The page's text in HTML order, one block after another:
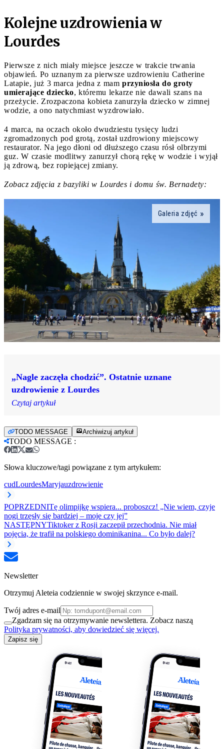
Kolejne uzdrowienia w
Lourdes
Pierwsze z nich miały miejsce jeszcze w trakcie trwania
objawień. Po uznanym za pierwsze uzdrowieniu Catherine
Latapie, już 3 marca jedna z mam przyniosła do groty
umierające dziecko, któremu lekarze nie dawali szans na
przeżycie. Zrozpaczona kobieta zanurzyła dziecko w zimnej
wodzie, a ono natychmiast wyzdrowiało.
4 marca, na oczach około dwudziestu tysięcy ludzi
zgromadzonych pod grotą, został uzdrowiony miejscowy
restaurator. Na jego dłoni od dłuższego czasu rósł olbrzymi
guz. W czasie modlitwy zanurzył chorą rękę w wodzie i wyjął
ją zdrową, bez ropiejącej zmiany.
Zobacz zdjęcia z bazyliki w Lourdes i domu św. Bernadety:
Galeria zdjęć
„Nagle zaczęła chodzić”. Ostatnie uznane
uzdrowienie z Lourdes
Czytaj artykuł
TODO MESSAGE Archiwizuj artykuł
TODO MESSAGE :
Słowa kluczowe/tagi powiązane z tym artykułem:
cudLourdesMaryjauzdrowienie
POPRZEDNITę olimpijkę wspiera... proboszcz! „Nie wiem, czyje
nogi trzęsły się bardziej – moje czy jej”
NASTĘPNYTiktoker z Rosji zaczepił przechodnia. Nie miał
pojęcia, że trafił na polskiego dominikanina... Co było dalej?
Newsletter
Otrzymuj Aleteia codziennie w swojej skrzynce e-mail.
Twój adres e-mail
Zgadzam się na otrzymywanie newslettera. Zobacz naszą
Polityka prywatności, aby dowiedzieć się więcej.
Zapisz się